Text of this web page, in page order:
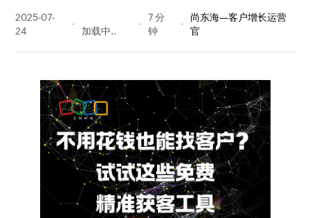
2025-07-
24
量
7 分
钟
尚东海—客户增长运营
官